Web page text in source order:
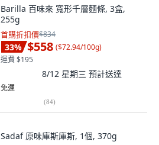
Barilla 百味來 寬形千層麵條, 3盒,
255g
首購折扣價$834
33% $558 ($72.94/100g)
運費 $195
8/12 星期三 預計送達
免運
(84)
Sadaf 原味庫斯庫斯, 1個, 370g